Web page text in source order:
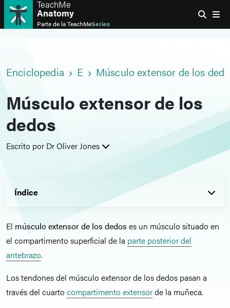
TeachMe
Anatomy
Parte de laTeachMeSeries
Enciclopedia E Músculo extensor de los
Músculo extensor de los
dedos
Escrito por Dr Oliver Jones
Índice
El músculo extensor de los dedos es un músculo situado en
el compartimento superficial de la parte posterior del
antebrazo.
Los tendones del músculo extensor de los dedos pasan a
través del cuarto compartimento extensorde la muñeca.